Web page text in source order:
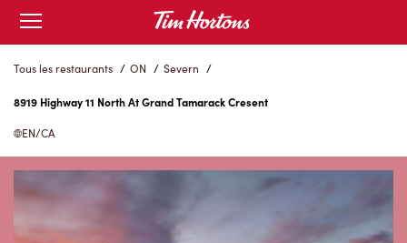
Skip
Content
Open
mobile
menu
Tous les restaurants / ON / Severn /
8919 Highway 11 North At Grand Tamarack Cresent
EN/CA